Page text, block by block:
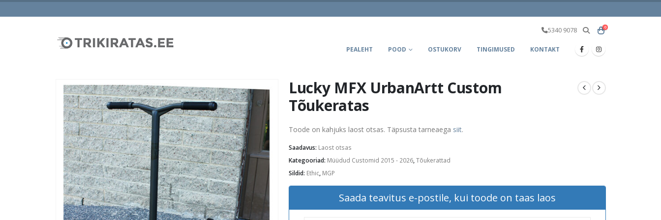
5340 9078 0
PEALEHT POOD OSTUKORV TINGIMUSED KONTAKT
Lucky MFX UrbanArtt Custom
Tõukeratas
Toode on kahjuks laost otsas. Täpsusta tarneaega siit.
Saadavus: Laost otsas
Kategooriad: Müüdud Customid 2015 - 2026,Tõukerattad
Sildid: Ethic, MGP
Saada teavitus e-postile, kui toode on taas laos